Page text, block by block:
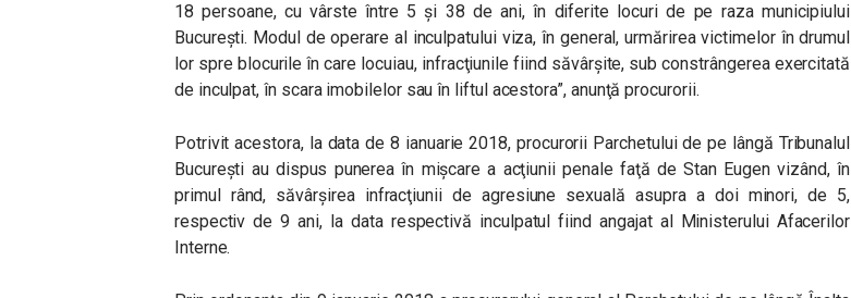
18 persoane, cu vârste între 5 şi 38 de ani, în diferite locuri de pe raza municipiului
Bucureşti. Modul de operare al inculpatului viza, în general, urmărirea victimelor în drumul
lor spre blocurile în care locuiau, infracţiunile fiind săvârşite, sub constrângerea exercitată
de inculpat, în scara imobilelor sau în liftul acestora”, anunţă procurorii.
Potrivit acestora, la data de 8 ianuarie 2018, procurorii Parchetului de pe lângă Tribunalul
Bucureşti au dispus punerea în mişcare a acţiunii penale faţă de Stan Eugen vizând, în
primul rând, săvârşirea infracţiunii de agresiune sexuală asupra a doi minori, de 5,
respectiv de 9 ani, la data respectivă inculpatul fiind angajat al Ministerului Afacerilor
Interne.